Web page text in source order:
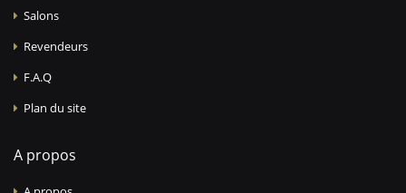
Salons
Revendeurs
F.A.Q
Plan du site
A propos